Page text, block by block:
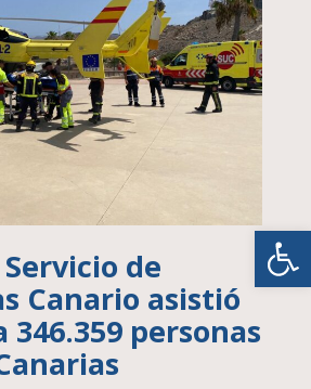
Servicio de
Canario asistió
346.359 personas